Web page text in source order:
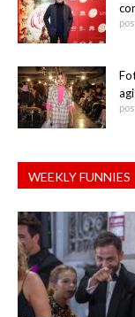
WEEKLY FUNNIES